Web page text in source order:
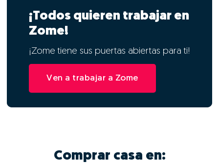
¡Todos quieren trabajar en
Zome!
¡Zome tiene sus puertas abiertas para ti!
Ven a trabajar a Zome
Comprar casa en: